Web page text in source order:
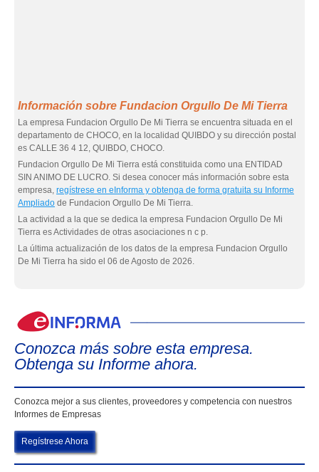
Información sobre Fundacion Orgullo De Mi Tierra
La empresa Fundacion Orgullo De Mi Tierra se encuentra situada en el
departamento de CHOCO, en la localidad QUIBDO y su dirección postal
es CALLE 36 4 12, QUIBDO, CHOCO.
Fundacion Orgullo De Mi Tierra está constituida como una ENTIDAD
SIN ANIMO DE LUCRO. Si desea conocer más información sobre esta
empresa, regístrese en eInforma y obtenga de forma gratuita su Informe
Ampliado de Fundacion Orgullo De Mi Tierra.
La actividad a la que se dedica la empresa Fundacion Orgullo De Mi
Tierra es Actividades de otras asociaciones n c p.
La última actualización de los datos de la empresa Fundacion Orgullo
De Mi Tierra ha sido el 06 de Agosto de 2026.
Conozca más sobre esta empresa.
Obtenga su Informe ahora.
Conozca mejor a sus clientes, proveedores y competencia con nuestros
Informes de Empresas
Regístrese Ahora